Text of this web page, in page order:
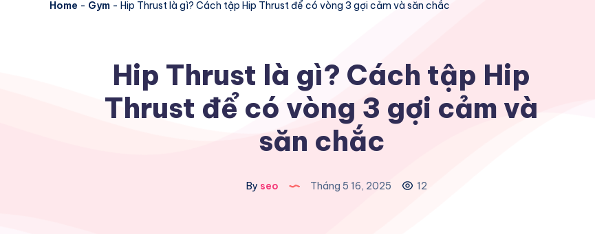
Home - Gym - Hip Thrust là gì? Cách tập Hip Thrust để có vòng 3 gợi cảm và săn chắc
Hip Thrust là gì? Cách tập Hip
Thrust để có vòng 3 gợi cảm và
săn chắc
By seo Tháng 5 16, 2025 12